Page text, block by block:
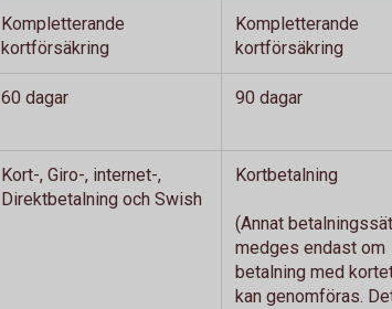
Kompletterande
kortförsäkring
Kompletterande
kortförsäkring
60 dagar 90 dagar
Kort-, Giro-, internet-,
Direktbetalning och Swish
Kortbetalning
(Annat
medges endast om
betalning med
kan genomföras.